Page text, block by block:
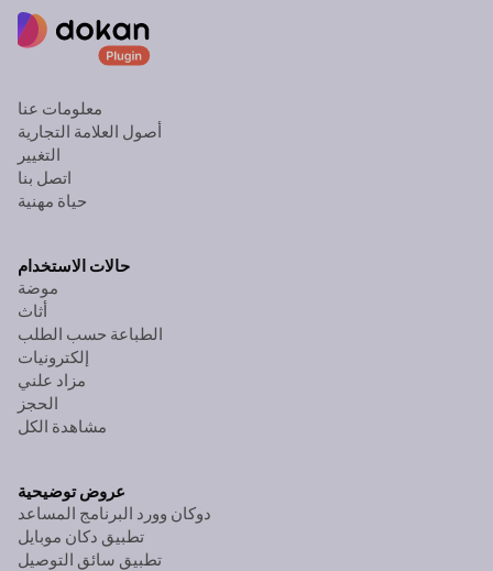
معلومات عنا
أصول العلامة التجارية
التغيير
اتصل بنا
حياة مهنية
حالات الاستخدام
موضة
أثاث
الطباعة حسب الطلب
إلكترونيات
مزاد علني
الحجز
مشاهدة الكل
عروض توضيحية
دوكان وورد البرنامج المساعد
تطبيق دكان موبايل
تطبيق سائق التوصيل